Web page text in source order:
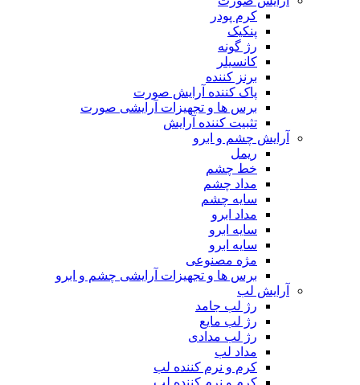
کرم پودر
پنکیک
رژ گونه
کانسیلر
برنز کننده
پاک کننده آرایش صورت
برس ها و تجهیزات آرایشی صورت
تثبیت کننده آرایش
آرایش چشم و ابرو
ریمل
خط چشم
مداد چشم
سایه چشم
مداد ابرو
سایه ابرو
سایه ابرو
مژه مصنوعی
برس ها و تجهیزات آرایشی چشم و ابرو
آرایش لب
رژ لب جامد
رژ لب مایع
رژ لب مدادی
مداد لب
کرم و نرم کننده لب
کرم و نرم کننده لب